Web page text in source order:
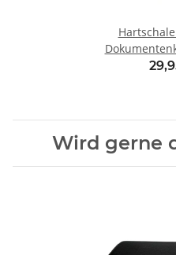
Wird gerne